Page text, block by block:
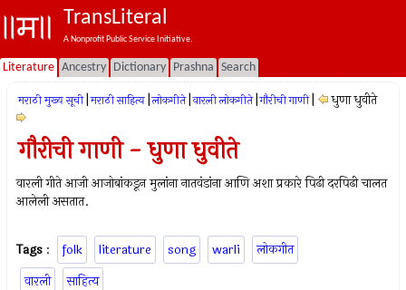
TransLiteral
A Nonprofit Public Service Initiative.
Literature Ancestry Dictionary Prashna Search
मराठी मुख्य सूची मराठी साहित्य लोकगीते वारली लोकगीते गौरीची गाणी धुणा धुवीते
गौरीची गाणी - धुणा धुवीते
वारली गीते आजी आजोबांकडून मुलांना नातवंडांना आणि अशा प्रकारे पिढी दरपिढी चालत
आलेली असतात.
Tags : folk literature song warli
लोकगीत
वारली
साहित्य